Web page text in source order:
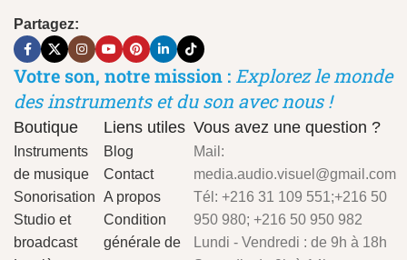
Partagez:
Votre son, notre mission : Explorez le monde
des instruments et du son avec nous !
Boutique
Instruments
de musique
Sonorisation
Studio et
broadcast
Liens utiles
Blog
Contact
A propos
Condition
générale de
Vous avez une question ?
Mail:
media.audio.visuel@gmail.com
Tél: +216 31 109 551;+216 50
950 980; +216 50 950 982
Lundi - Vendredi : de 9h à 18h